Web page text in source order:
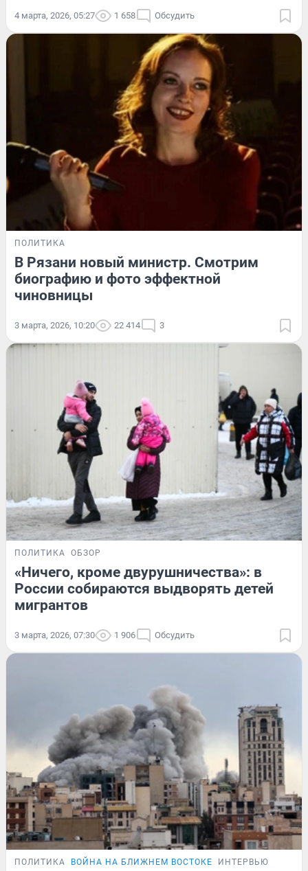
4 марта, 2026, 05:27 1 658 Обсудить
ПОЛИТИКА
В Рязани новый министр. Смотрим
биографию и фото эффектной
чиновницы
3 марта, 2026, 10:20 22 414 3
ПОЛИТИКА ОБЗОР
«Ничего, кроме двурушничества»: в
России собираются выдворять детей
мигрантов
3 марта, 2026, 07:30 1 906 Обсудить
ПОЛИТИКА ВОЙНА НА БЛИЖНЕМ ВОСТОКЕ ИНТЕРВЬЮ